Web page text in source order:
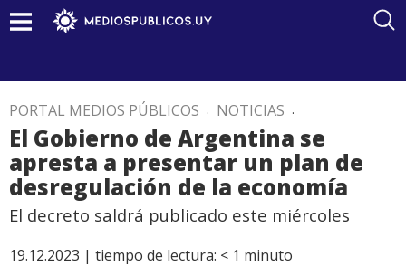
PORTAL MEDIOS PÚBLICOS . NOTICIAS .
El Gobierno de Argentina se
apresta a presentar un plan de
desregulación de la economía
El decreto saldrá publicado este miércoles
19.12.2023 | tiempo de lectura: < 1 minuto